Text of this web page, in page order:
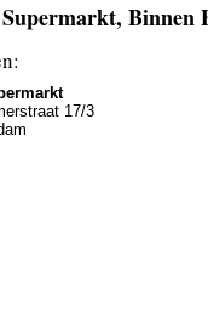
Binnen
17/3